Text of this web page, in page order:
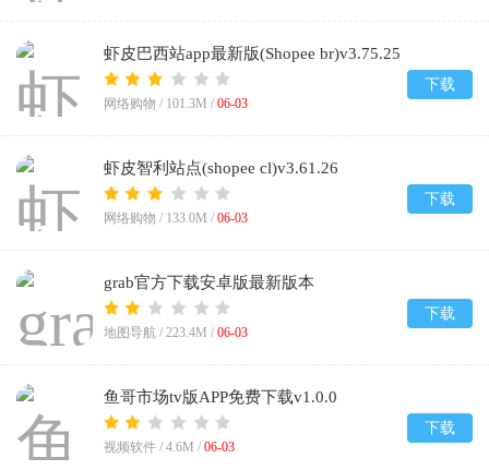
虾皮巴西站app最新版(Shopee br)v3.75.25
网络购物 / 101.3M / 06-03
下载
虾皮智利站点(shopee cl)v3.61.26
网络购物 / 133.0M / 06-03
下载
grab官方下载安卓版最新版本
2026v5.412.0
地图导航 / 223.4M / 06-03
下载
鱼哥市场tv版APP免费下载v1.0.0
视频软件 / 4.6M / 06-03
下载